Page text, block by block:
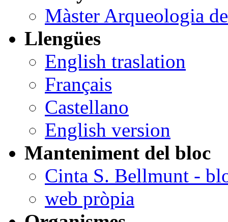
Màster Arqueologia
Llengües
English traslation
Français
Castellano
English version
Manteniment del bloc
Cinta S. Bellmunt -
web pròpia